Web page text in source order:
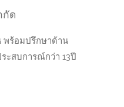
กัด
พร้อมปรึกษาด้าน
ะสบการณ์กว่า 13ปี
annapeproperty